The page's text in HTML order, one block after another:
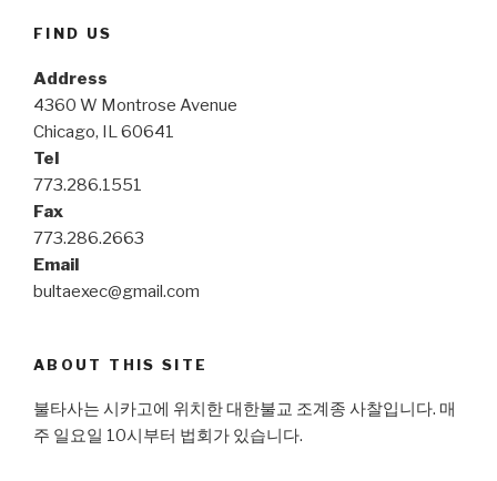
FIND US
Address
4360 W Montrose Avenue
Chicago, IL 60641
Tel
773.286.1551
Fax
773.286.2663
Email
bultaexec@gmail.com
ABOUT THIS SITE
불타사는 시카고에 위치한 대한불교 조계종 사찰입니다. 매
주 일요일 10시부터 법회가 있습니다.